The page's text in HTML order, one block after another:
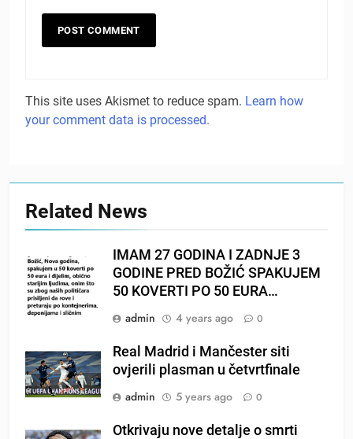
This site uses Akismet to reduce spam. Learn how
your comment data is processed.
Related News
IMAM 27 GODINA I ZADNJE 3
GODINE PRED BOŽIĆ SPAKUJEM
50 KOVERTI PO 50 EURA…
admin
4 years ago 0
Real Madrid i Mančester siti
ovjerili plasman u četvrtfinale
admin
5 years ago 0
Otkrivaju nove detalje o smrti